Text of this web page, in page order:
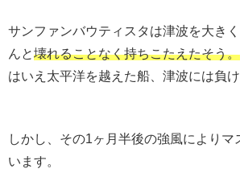
サンファンバウティスタは津波を大き
んと壊れることなく持ちこたえたそう。
はいえ太平洋を越えた船、津波には負け
しかし、その1ヶ月半後の強風によりマ
います。